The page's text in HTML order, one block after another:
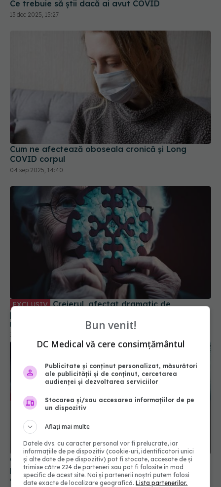
Cum ne afectează oboseala cronică și Long
04 sep 2025, 14:40
pandemia de COVID. Valentin-Veron Toma: Sunt
mai multe forme de psihoză, de demență. E o
accelerare a unor fenomene care păreau să fie
într-un ritm mai lent
China rupe tăcerea: SUA a creat COVID! Au
publicat dovezile lor care exclud că Wuhan a fost
cauza
30 apr 2025, 22:14
Bun venit!
DC Medical vă cere consimțământul
Publicitate și conținut personalizat, măsurători
ale publicității și de conținut, cercetarea
audienței și dezvoltarea serviciilor
Stocarea și/sau accesarea informațiilor de pe
un dispozitiv
Aflați mai multe
Datele dvs. cu caracter personal vor fi prelucrate, iar
informațiile de pe dispozitiv (cookie-uri, identificatori unici
și alte date de pe dispozitiv) pot fi stocate, accesate de și
trimise către 224 de parteneri sau pot fi folosite în mod
specific de acest site. Noi și partenerii noștri putem folosi
date exacte de localizare geografică.Lista partenerilor.